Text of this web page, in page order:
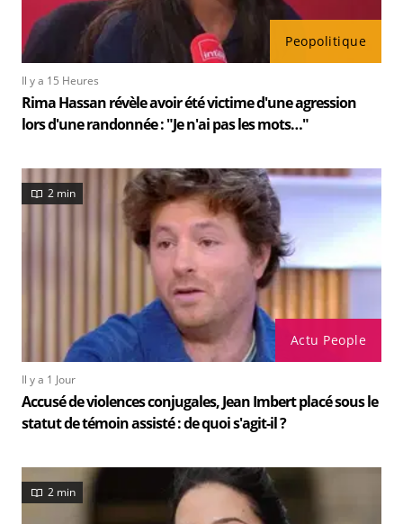
Peopolitique
Il y a 15 Heures
Rima Hassan révèle avoir été victime d'une agression
lors d'une randonnée : "Je n'ai pas les mots…"
Actu People
2 min
Il y a 1 Jour
Accusé de violences conjugales, Jean Imbert placé sous le
statut de témoin assisté : de quoi s'agit-il ?
2 min